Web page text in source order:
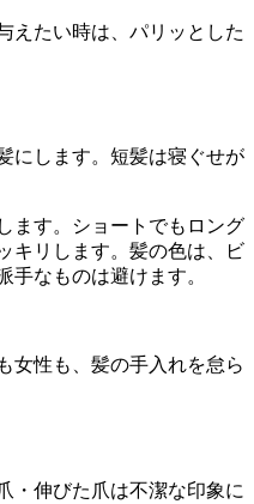
えたい時は、パリッとした
にします。短髪は寝ぐせが
ます。ショートでもロング
キリします。髪の色は、ビ
なものは避けます。
女性も、髪の手入れを怠ら
・伸びた爪は不潔な印象に